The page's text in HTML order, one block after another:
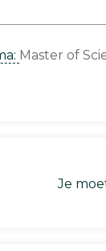
Master of
Je